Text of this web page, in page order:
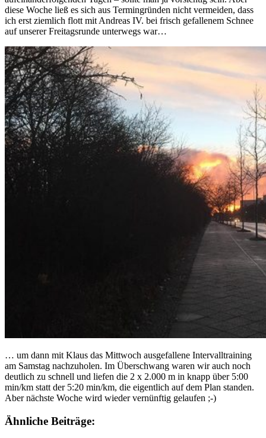
diese Woche ließ es sich aus Termingründen nicht vermeiden, dass
ich erst ziemlich flott mit Andreas IV. bei frisch gefallenem Schnee
auf unserer Freitagsrunde unterwegs war…
… um dann mit Klaus das Mittwoch ausgefallene Intervalltraining
am Samstag nachzuholen. Im Überschwang waren wir auch noch
deutlich zu schnell und liefen die 2 x 2.000 m in knapp über 5:00
min/km statt der 5:20 min/km, die eigentlich auf dem Plan standen.
Aber nächste Woche wird wieder vernünftig gelaufen ;-)
Ähnliche Beiträge: